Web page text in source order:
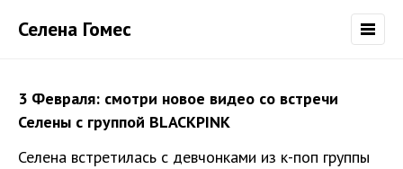
Селена Гомес
3 Февраля: смотри новое видео со встречи
Селены с группой BLACKPINK
Селена встретилась с девчонками из к-поп группы